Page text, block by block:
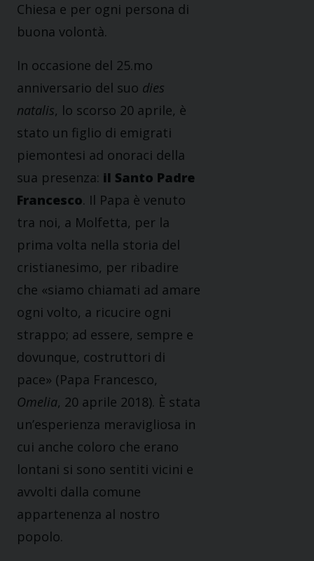
Chiesa e per ogni persona di
buona volontà.
In occasione del 25.mo
anniversario del suo dies
natalis, lo scorso 20 aprile, è
stato un figlio di emigrati
piemontesi ad onoraci della
sua presenza: il Santo Padre
Francesco. Il Papa è venuto
tra noi, a Molfetta, per la
prima volta nella storia del
cristianesimo, per ribadire
che «siamo chiamati ad amare
ogni volto, a ricucire ogni
strappo; ad essere, sempre e
dovunque, costruttori di
pace» (Papa Francesco,
Omelia, 20 aprile 2018). È stata
un’esperienza meravigliosa in
cui anche coloro che erano
lontani si sono sentiti vicini e
avvolti dalla comune
appartenenza al nostro
popolo.